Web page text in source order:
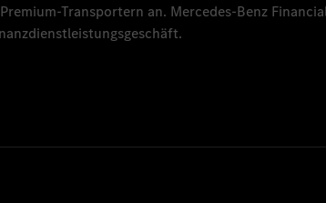
Transportern an. Mercedes-Benz